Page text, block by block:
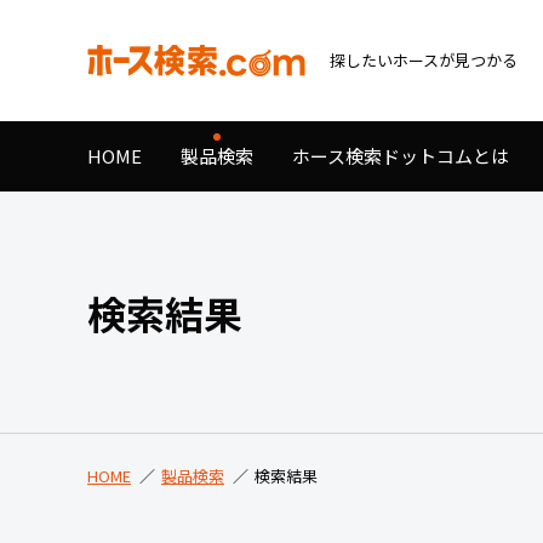
探したいホースが見つかる
HOME 製品検索 ホース検索ドットコムとは
検索結果
HOME 製品検索 検索結果